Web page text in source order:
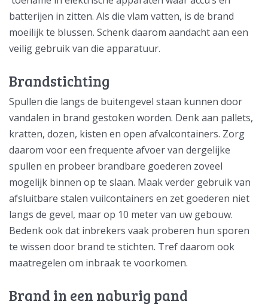
batterijen in zitten. Als die vlam vatten, is de brand
moeilijk te blussen. Schenk daarom aandacht aan een
veilig gebruik van die apparatuur.
Brandstichting
Spullen die langs de buitengevel staan kunnen door
vandalen in brand gestoken worden. Denk aan pallets,
kratten, dozen, kisten en open afvalcontainers. Zorg
daarom voor een frequente afvoer van dergelijke
spullen en probeer brandbare goederen zoveel
mogelijk binnen op te slaan. Maak verder gebruik van
afsluitbare stalen vuilcontainers en zet goederen niet
langs de gevel, maar op 10 meter van uw gebouw.
Bedenk ook dat inbrekers vaak proberen hun sporen
te wissen door brand te stichten. Tref daarom ook
maatregelen om inbraak te voorkomen.
Brand in een naburig pand